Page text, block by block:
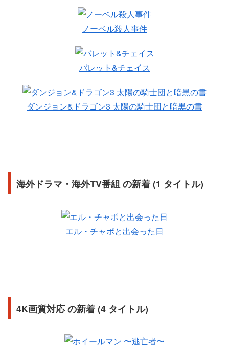
ノーベル殺人事件
バレット&チェイス
ダンジョン&ドラゴン3 太陽の騎士団と暗黒の書
海外ドラマ・海外TV番組 の新着 (1 タイトル)
エル・チャポと出会った日
4K画質対応 の新着 (4 タイトル)